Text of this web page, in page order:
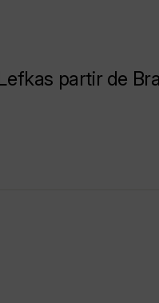
partir de